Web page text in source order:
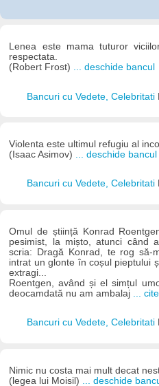
Lenea este mama tuturor
respectata.
(Robert Frost) ... deschide bancul
Bancuri cu Vedete, Celebritati
Violenta este ultimul refugiu al
(Isaac Asimov) ... deschide bancul
Bancuri cu Vedete, Celebritati
Omul de știință Konrad
pesimist, la mișto, atunci când
scria: Dragă Konrad, te rog să-
intrat un glonte în coșul pieptului
extragi...
Roentgen, având și el simțul
deocamdată nu am ambalaj
...
Bancuri cu Vedete, Celebritati
Nimic nu costa mai mult decat
(legea lui Moisil)
... deschide